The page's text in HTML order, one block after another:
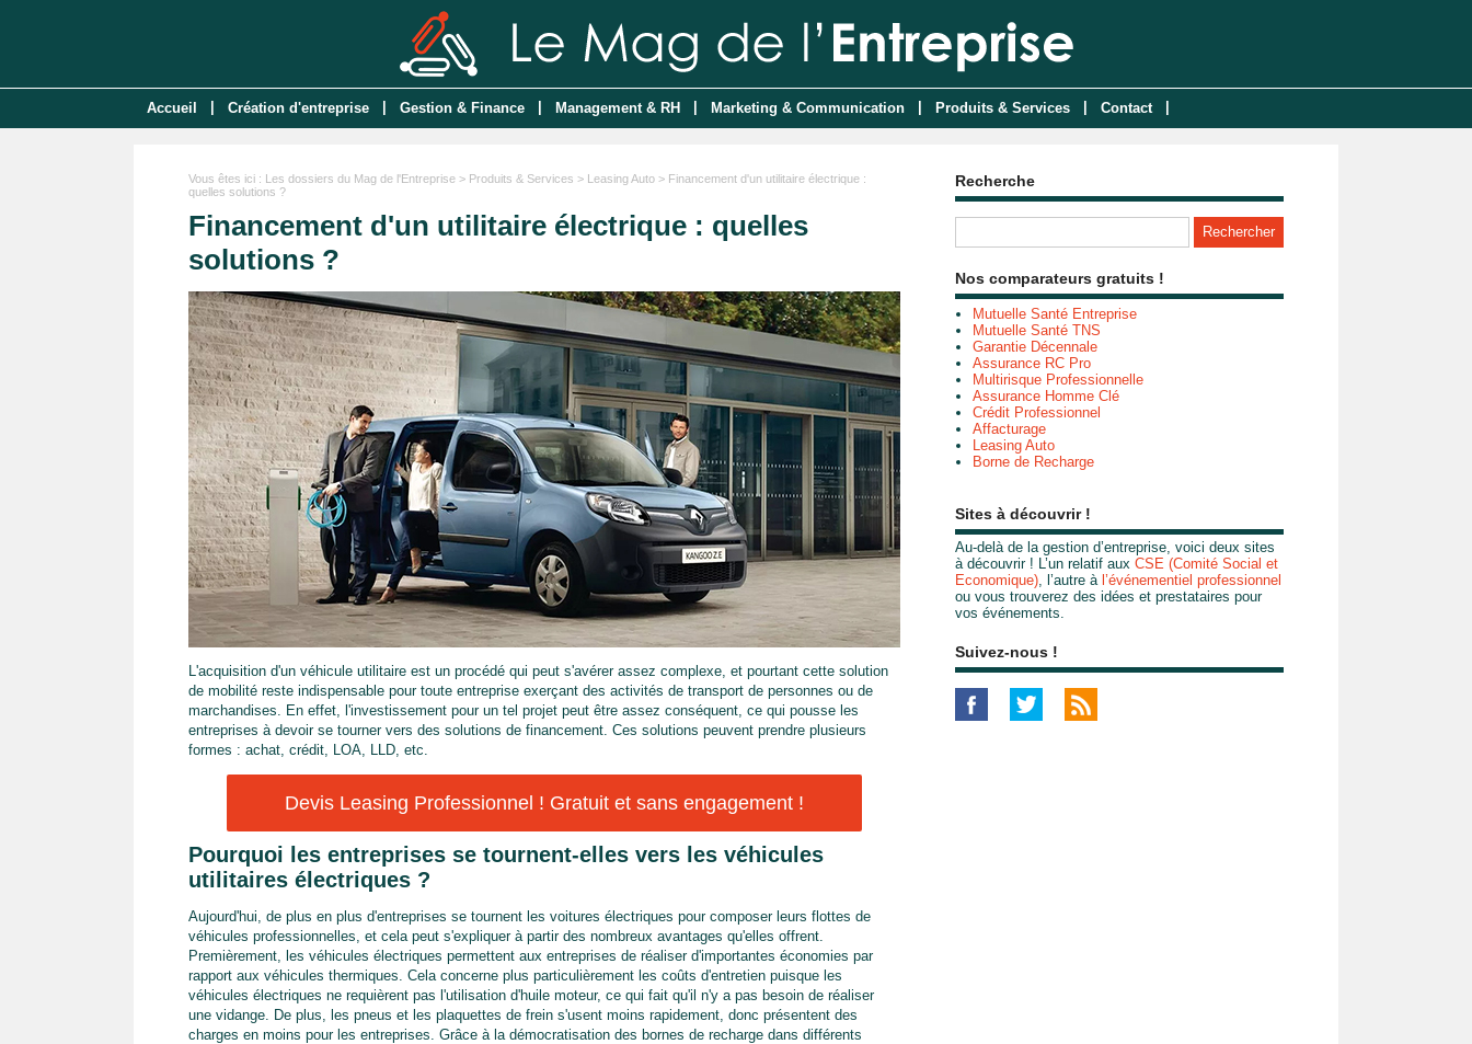
Accueil Création d'entreprise Gestion & Finance Management & RH Marketing & Communication Produits & Services Contact
Vous êtes ici : Les dossiers du Mag de l'Entreprise > Produits & Services > Leasing Auto > Financement d'un utilitaire électrique :
quelles solutions ?
Financement d'un utilitaire électrique : quelles
solutions ?
L'acquisition d'un véhicule utilitaire est un procédé qui peut s'avérer assez complexe, et pourtant cette solution
de mobilité reste indispensable pour toute entreprise exerçant des activités de transport de personnes ou de
marchandises. En effet, l'investissement pour un tel projet peut être assez conséquent, ce qui pousse les
entreprises à devoir se tourner vers des solutions de financement. Ces solutions peuvent prendre plusieurs
formes : achat, crédit, LOA, LLD, etc.
Devis Leasing Professionnel ! Gratuit et sans engagement !
Pourquoi les entreprises se tournent-elles vers les véhicules
utilitaires électriques ?
Aujourd'hui, de plus en plus d'entreprises se tournent les voitures électriques pour composer leurs flottes de
véhicules professionnelles, et cela peut s'expliquer à partir des nombreux avantages qu'elles offrent.
Premièrement, les véhicules électriques permettent aux entreprises de réaliser d'importantes économies par
rapport aux véhicules thermiques. Cela concerne plus particulièrement les coûts d'entretien puisque les
véhicules électriques ne requièrent pas l'utilisation d'huile moteur, ce qui fait qu'il n'y a pas besoin de réaliser
une vidange. De plus, les pneus et les plaquettes de frein s'usent moins rapidement, donc présentent des
charges en moins pour les entreprises. Grâce à la démocratisation des bornes de recharge dans différents
Recherche
Nos comparateurs gratuits !
Mutuelle Santé Entreprise
Mutuelle Santé TNS
Garantie Décennale
Assurance RC Pro
Multirisque Professionnelle
Assurance Homme Clé
Crédit Professionnel
Affacturage
Leasing Auto
Borne de Recharge
Sites à découvrir !
Au-delà de la gestion d’entreprise, voici deux sites
à découvrir ! L’un relatif aux CSE (Comité Social et
Economique), l’autre à l’événementiel professionnel
ou vous trouverez des idées et prestataires pour
vos événements.
Suivez-nous !